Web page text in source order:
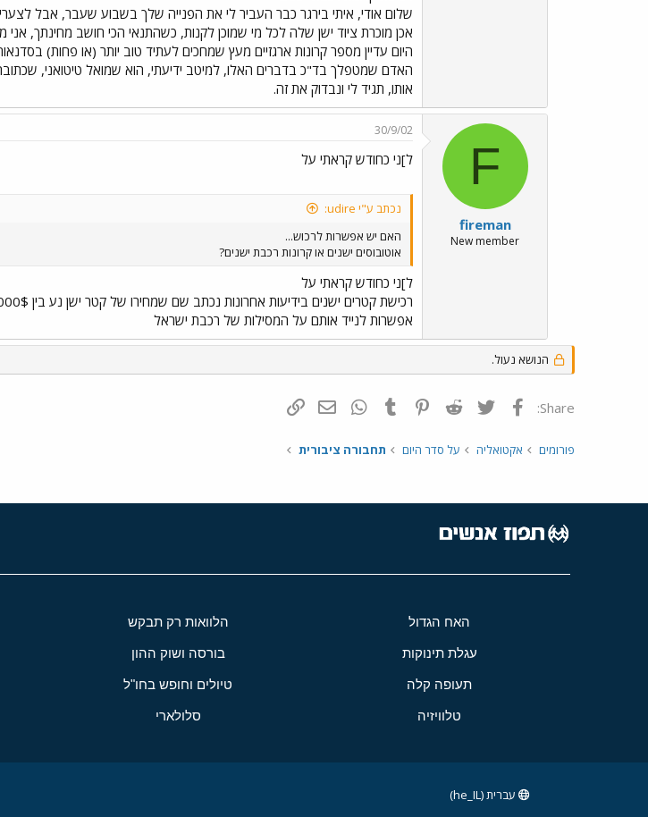
שלום אודי, איתי בירגר כבר העביר לי את הפנייה שלך בשבוע שעבר, אבל
אכן מוכרת ציוד ישן שלה לכל מי שמוכן לקנות, כשהתנאי הכי חושב מחינתך,
היום עדיין מספר קרונות ארגזיים מעץ שמחכים לעתיד טוב יותר (או פחות)
האדם שמטפלך בד"כ בדברים האלו, למיטב ידיעתי, הוא שמואל טיטואני,
אותו, תגיד לי ונבדוק את זה.
F
fireman
New member
30/9/02
ל]ני כחודש קראתי על
נכתב ע"י udire:
האם יש אפשרות לרכוש...
אוטובוסים ישנים או קרונות רכבת ישנים?
ל]ני כחודש קראתי על
אפשרות לנייד אותם על המסילות של רכבת ישראל
הנושא נעול.
Share: פייסבוק Twitter
Reddit
Pinterest
Tumblr
WhatsAppדואר אלקטרוני
פורומים אקטואליה על סדר היום תחבורה ציבורית
האח הגדול הלוואות רק תבקש
עגלת תינוקות בורסה ושוק ההון
תעופה קלה טיולים וחופש בחו"ל
טלוויזיה סלולארי
עברית (he_IL)